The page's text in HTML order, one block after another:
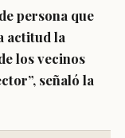
persona que
actitud la
los vecinos
señaló la